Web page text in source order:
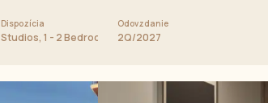
Dispozícia
Studios, 1 - 2 Bedroom Apartment
Odovzdanie
2Q/2027